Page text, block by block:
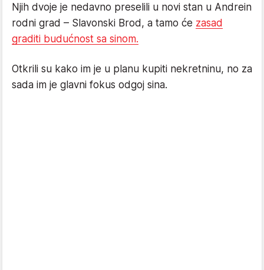
Njih dvoje je nedavno preselili u novi stan u Andrein
rodni grad – Slavonski Brod, a tamo će zasad
graditi budućnost sa sinom.
Otkrili su kako im je u planu kupiti nekretninu, no za
sada im je glavni fokus odgoj sina.